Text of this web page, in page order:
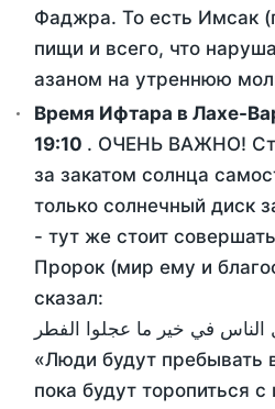
Фаджра. То есть Имсак
пищи и всего, что
азаном на утреннюю
Время Ифтара в Лахе-
19:10 . ОЧЕНЬ ВАЖНО!
за закатом солнца
только солнечный диск
- тут же стоит
Пророк (мир ему и
сказал:
الناس في خير ما عجلوا الفطر
«Люди будут пребывать
пока будут торопиться